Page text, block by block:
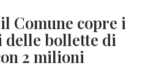
Comune copre i
bollette di
2 milioni